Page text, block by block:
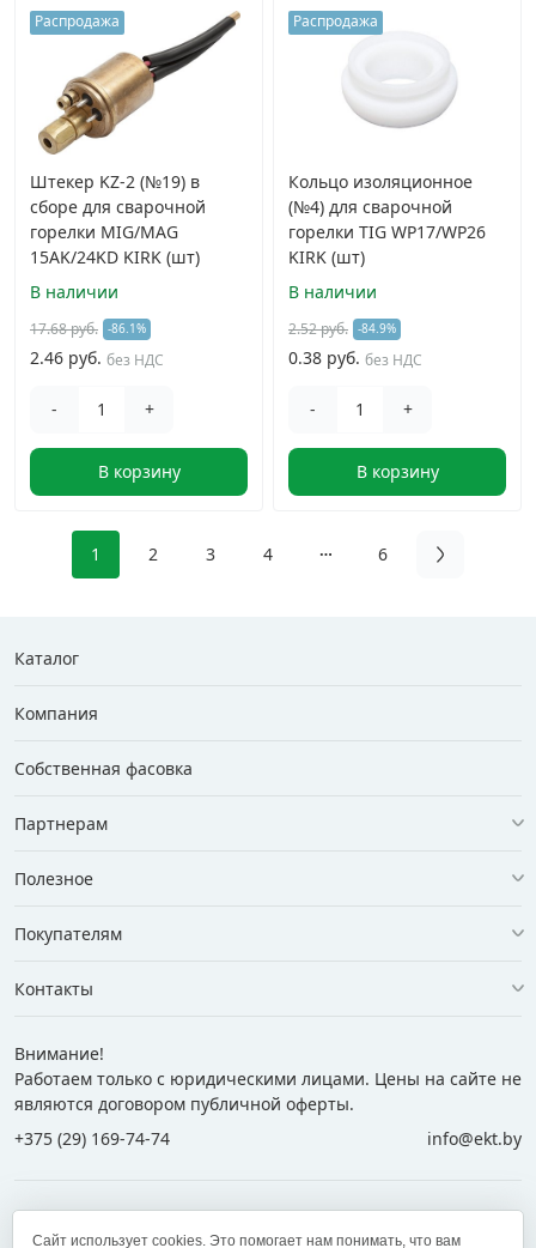
Распродажа
Штекер KZ-2 (№19) в
сборе для сварочной
горелки MIG/MAG
15AK/24KD KIRK (шт)
В наличии
17.68 руб. -86.1%
2.46 руб. без НДС
- +
В корзину
Распродажа
Кольцо изоляционное
(№4) для сварочной
горелки TIG WP17/WP26
KIRK (шт)
В наличии
2.52 руб. -84.9%
0.38 руб. без НДС
- +
В корзину
1 2 3 4 6
Каталог
Компания
Собственная фасовка
Партнерам
Полезное
Покупателям
Контакты
Внимание!
Работаем только с юридическими лицами. Цены на сайте не
являются договором публичной оферты.
+375 (29) 169-74-74
info@ekt.by
Сайт использует cookies. Это помогает нам понимать, что вам